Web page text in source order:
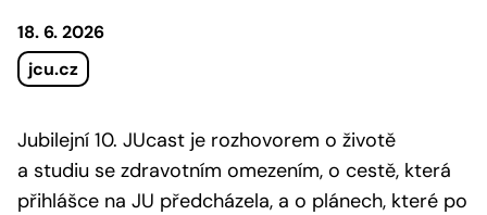
18. 6. 2026
jcu.cz
Jubilejní 10. JUcast je rozhovorem o životě
a studiu se zdravotním omezením, o cestě, která
přihlášce na JU předcházela, a o plánech, které po